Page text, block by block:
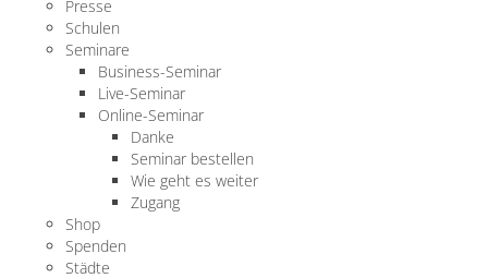
Presse
Schulen
Seminare
Business-Seminar
Live-Seminar
Online-Seminar
Danke
Seminar bestellen
Wie geht es weiter
Zugang
Shop
Spenden
Städte